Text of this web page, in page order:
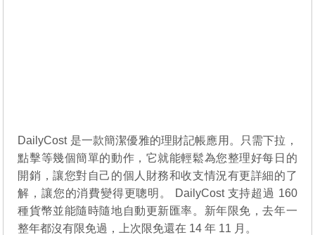
DailyCost 是一款簡潔優雅的理財記帳應用。只需下拉，
點擊等幾個簡單的動作，它就能輕鬆為您整理好每日的
開銷，讓您對自己的個人財務和收支情況有更詳細的了
解，讓您的消費變得更聰明。 DailyCost 支持超過 160
種貨幣並能隨時隨地自動更新匯率。新年限免，去年一
整年都沒有限免過，上次限免還在 14 年 11 月。